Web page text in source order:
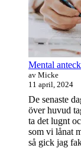
Mental
av Micke
11 april, 2024
De senaste
över huvud
ta det lugnt
som vi lånat
så gick jag